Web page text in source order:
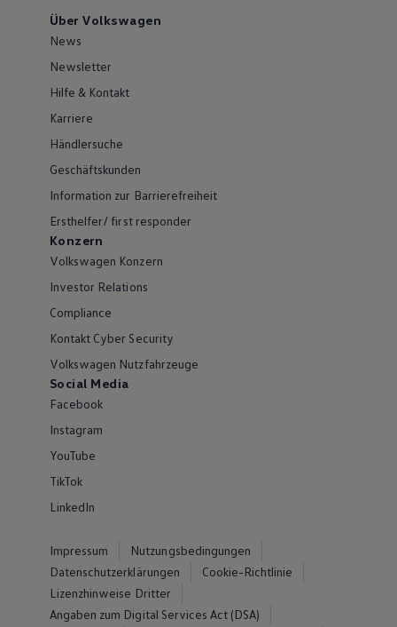
Über Volkswagen
News
Newsletter
Hilfe & Kontakt
Karriere
Händlersuche
Geschäftskunden
Information zur Barrierefreiheit
Ersthelfer/ first responder
Konzern
Volkswagen Konzern
Investor Relations
Compliance
Kontakt Cyber Security
Volkswagen Nutzfahrzeuge
Social Media
Facebook
Instagram
YouTube
TikTok
LinkedIn
Impressum
Nutzungsbedingungen
Datenschutzerklärungen
Cookie-Richtlinie
Lizenzhinweise Dritter
Angaben zum Digital Services Act (DSA)